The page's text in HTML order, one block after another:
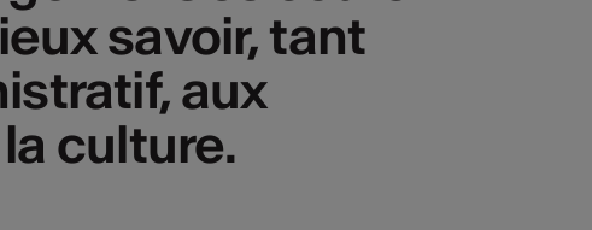
savoir, tant
aux
culture.